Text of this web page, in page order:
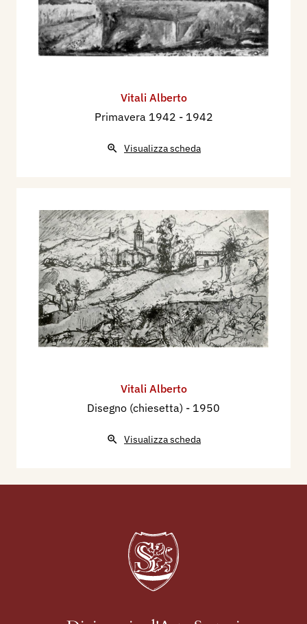
Vitali Alberto
Primavera 1942 - 1942
Visualizza scheda
Vitali Alberto
Disegno (chiesetta) - 1950
Visualizza scheda